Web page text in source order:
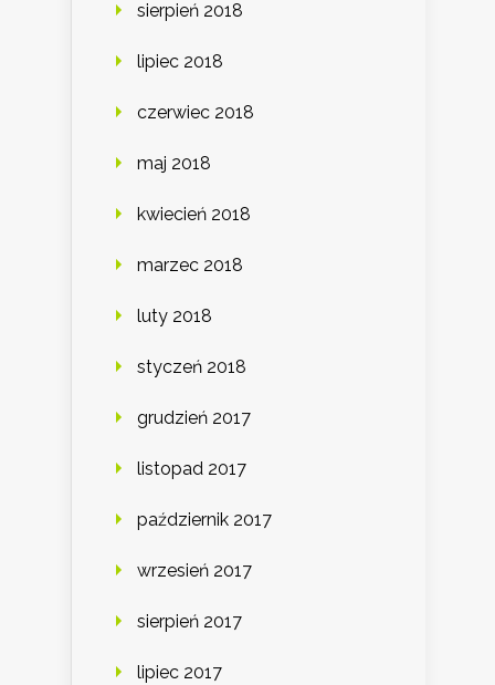
sierpień 2018
lipiec 2018
czerwiec 2018
maj 2018
kwiecień 2018
marzec 2018
luty 2018
styczeń 2018
grudzień 2017
listopad 2017
październik 2017
wrzesień 2017
sierpień 2017
lipiec 2017